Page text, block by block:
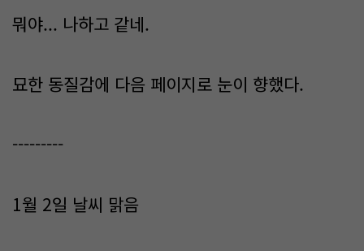
뭐야... 나하고 같네.
묘한 동질감에 다음 페이지로 눈이 향했다.
---------
1월 2일 날씨 맑음